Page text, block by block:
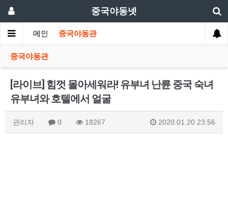
중국야동넷
메인 중국야동관
중국야동관
[라이브] 힘껏 몰아세워라! 유부녀 난륜 중국 숙녀
유부녀와 호텔에서 얼굴
관리자 0 18267 2020.01.20 23:56